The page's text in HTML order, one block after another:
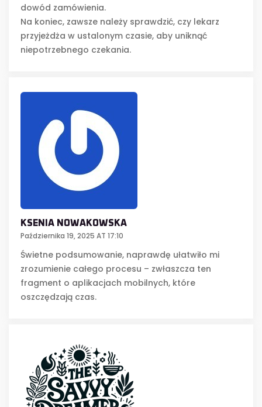
dowód zamówienia.
Na koniec, zawsze należy sprawdzić, czy lekarz
przyjeżdża w ustalonym czasie, aby uniknąć
niepotrzebnego czekania.
KSENIA NOWAKOWSKA
Października 19, 2025 AT 17:10
Świetne podsumowanie, naprawdę ułatwiło mi
zrozumienie całego procesu – zwłaszcza ten
fragment o aplikacjach mobilnych, które
oszczędzają czas.